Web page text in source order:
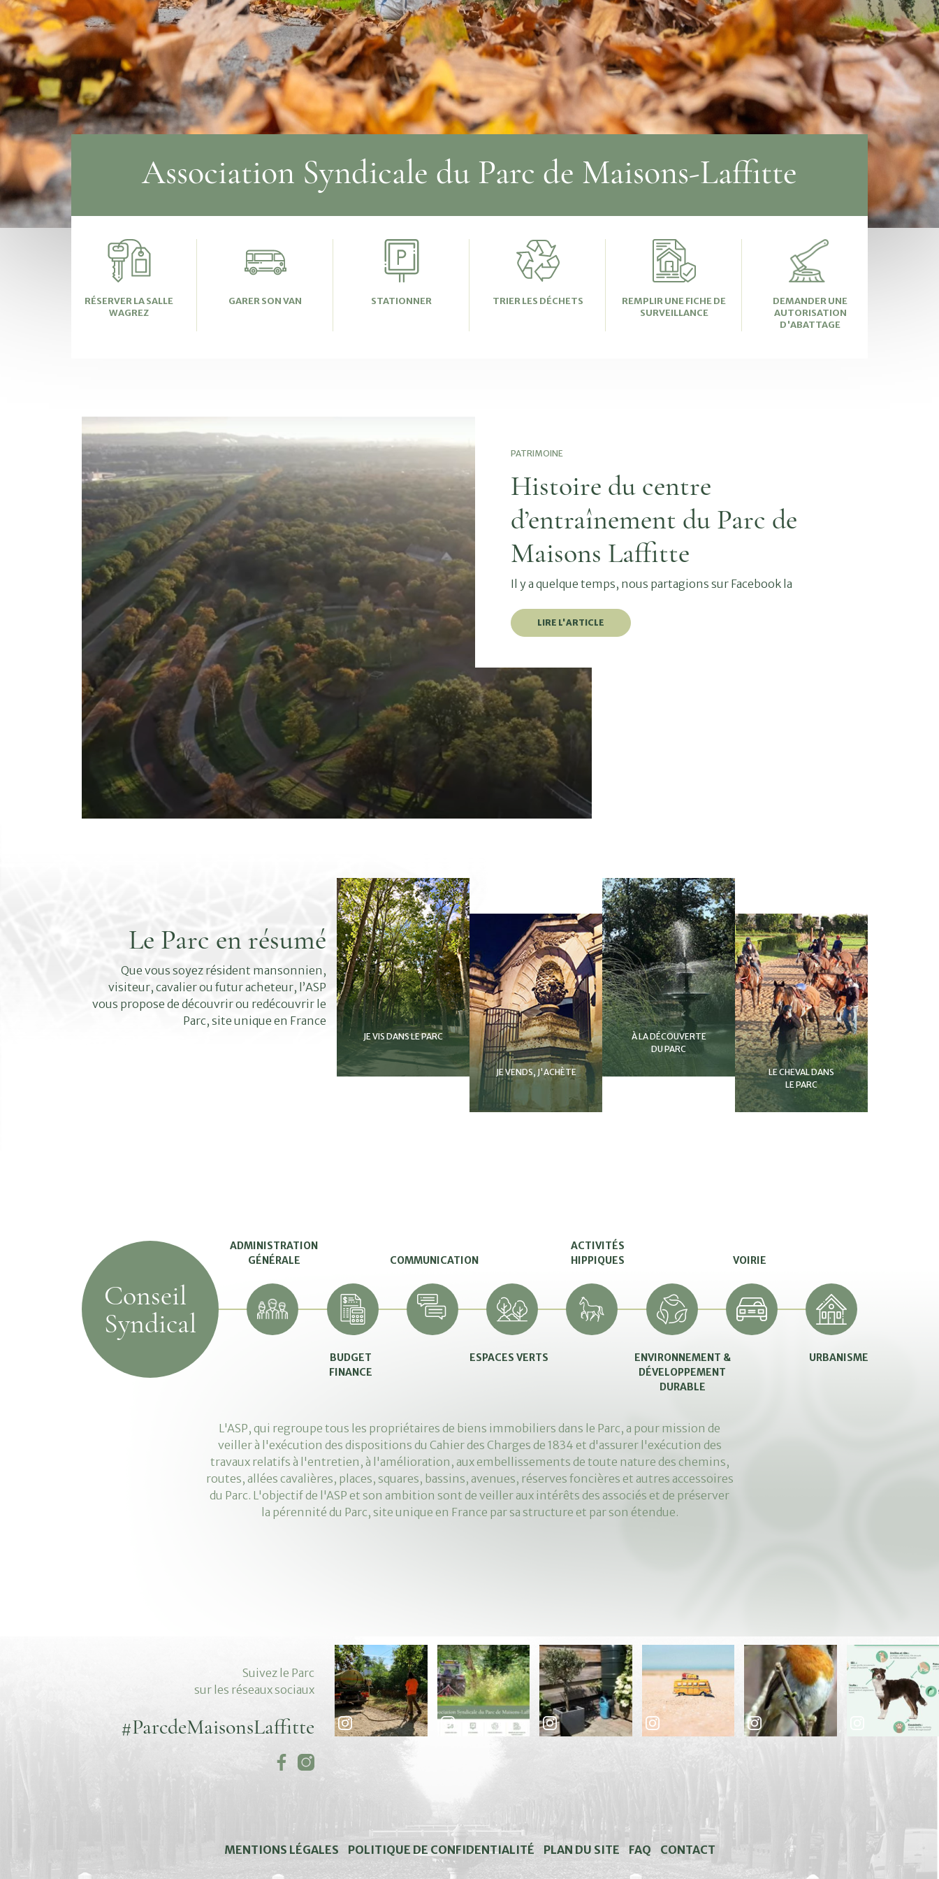
Association Syndicale du Parc de Maisons-Laffitte
RÉSERVER LA SALLE
WAGREZ
GARER SON VAN STATIONNER TRIER LES DÉCHETS
REMPLIR UNE FICHE DE
SURVEILLANCE
DEMANDER UNE
AUTORISATION
D'ABATTAGE
PATRIMOINE
Histoire du centre
d’entraînement du Parc de
Maisons Laffitte
Il y a quelque temps, nous partagions sur Facebook la
LIRE L'ARTICLE
Le Parc en résumé
Que vous soyez résident mansonnien,
visiteur, cavalier ou futur acheteur, l’ASP
vous propose de découvrir ou redécouvrir le
Parc, site unique en France
JE VIS DANS LE PARC
JE VENDS, J'ACHÈTE
À LA DÉCOUVERTE
DU PARC
LE CHEVAL DANS
LE PARC
Conseil
Syndical
ADMINISTRATION
GÉNÉRALE
BUDGET
FINANCE
COMMUNICATION
ESPACES VERTS
ACTIVITÉS
HIPPIQUES
ENVIRONNEMENT &
DÉVELOPPEMENT
DURABLE
VOIRIE
URBANISME
L'ASP, qui regroupe tous les propriétaires de biens immobiliers dans le Parc, a pour mission de
veiller à l'exécution des dispositions du Cahier des Charges de 1834 et d'assurer l'exécution des
travaux relatifs à l'entretien, à l'amélioration, aux embellissements de toute nature des chemins,
routes, allées cavalières, places, squares, bassins, avenues, réserves foncières et autres accessoires
du Parc. L'objectif de l'ASP et son ambition sont de veiller aux intérêts des associés et de préserver
la pérennité du Parc, site unique en France par sa structure et par son étendue.
Vous
Suivez le Parc
sur les réseaux sociaux
#ParcdeMaisonsLaffitte
MENTIONS LÉGALES POLITIQUE DE CONFIDENTIALITÉ PLAN DU SITE FAQ CONTACT